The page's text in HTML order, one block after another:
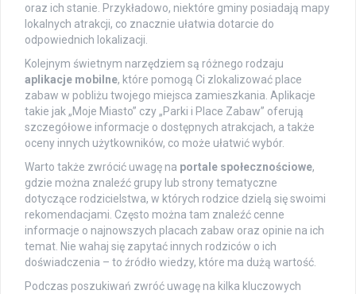
oraz ich stanie. Przykładowo, niektóre gminy posiadają mapy
lokalnych atrakcji, co znacznie ułatwia dotarcie do
odpowiednich lokalizacji.
Kolejnym świetnym narzędziem są różnego rodzaju
aplikacje mobilne, które pomogą Ci zlokalizować place
zabaw w pobliżu twojego miejsca zamieszkania. Aplikacje
takie jak „Moje Miasto” czy „Parki i Place Zabaw” oferują
szczegółowe informacje o dostępnych atrakcjach, a także
oceny innych użytkowników, co może ułatwić wybór.
Warto także zwrócić uwagę na portale społecznościowe,
gdzie można znaleźć grupy lub strony tematyczne
dotyczące rodzicielstwa, w których rodzice dzielą się swoimi
rekomendacjami. Często można tam znaleźć cenne
informacje o najnowszych placach zabaw oraz opinie na ich
temat. Nie wahaj się zapytać innych rodziców o ich
doświadczenia – to źródło wiedzy, które ma dużą wartość.
Podczas poszukiwań zwróć uwagę na kilka kluczowych